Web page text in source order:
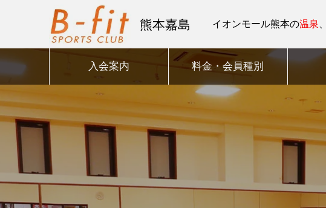
熊本嘉島 イオンモール熊本の温泉
入会案内 料金・会員種別